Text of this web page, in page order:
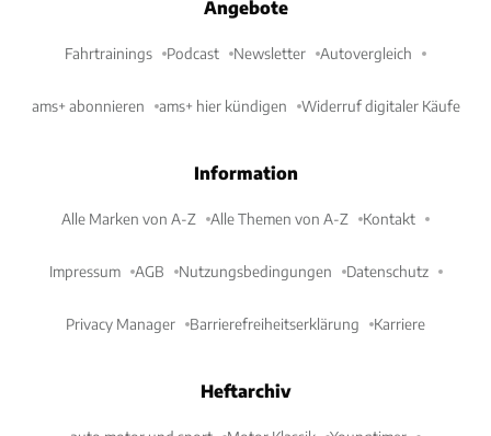
Angebote
Fahrtrainings Podcast Newsletter Autovergleich
ams+ abonnieren ams+ hier kündigen Widerruf digitaler Käufe
Information
Alle Marken von A-Z Alle Themen von A-Z Kontakt
Impressum AGB Nutzungsbedingungen Datenschutz
Privacy Manager Barrierefreiheitserklärung Karriere
Heftarchiv